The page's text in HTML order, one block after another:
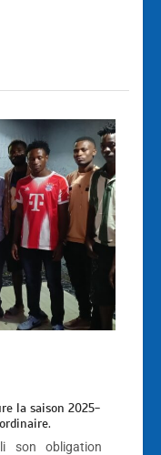
la saison 2025-
son obligation